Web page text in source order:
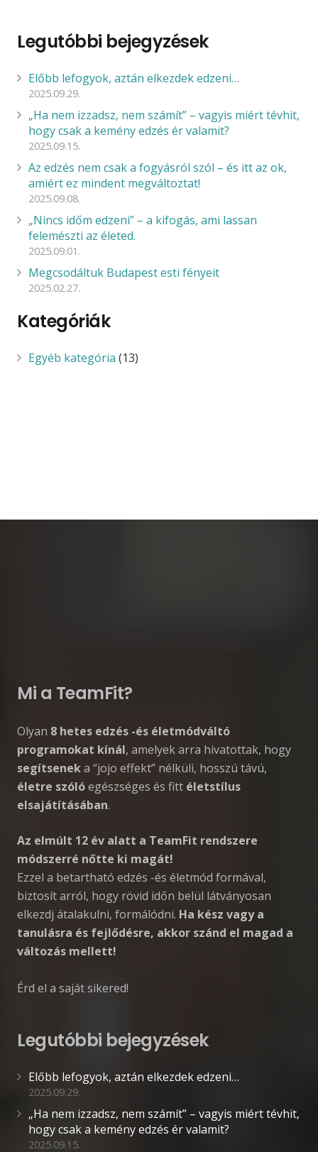
Legutóbbi bejegyzések
Előbb lefogyok, aztán elkezdek edzeni…
2025.09.29.
„Ha nem izzadsz, nem számít” – vagyis miért tévhit,
hogy csak a kemény edzés ér valamit?
2025.09.15.
Az edzés nem csak a fogyásról szól – és itt az ok,
amiért ez mindent megváltoztat!
2025.09.08.
„Nincs időm edzeni” – a kifogás, ami lassan
felemészti az életed.
2025.09.01.
Megcsodáltuk Budapest esti fényeit
2025.02.27.
Kategóriák
Egyéb kategória (13)
Mi a TeamFit?
Olyan 8 hetes edzés -és életmódváltó
programokat kínál, amelyek arra hivatottak, hogy
segítseneka “jojo effekt” nélküli, hosszú távú,
életre szólóegészséges és fitt életstílus
elsajátításában.
Az elmúlt 12 év alatt a TeamFit rendszere
módszerré nőtte ki magát!
Ezzel a betartható edzés -és életmód formával,
biztosít arról, hogy rövid időn belül látványosan
elkezdj átalakulni, formálódni. Ha kész vagy a
tanulásra és fejlődésre, akkor szánd el magad a
változás mellett!
Érd el a saját sikered!
Legutóbbi bejegyzések
Előbb lefogyok, aztán elkezdek edzeni…
2025.09.29.
„Ha nem izzadsz, nem számít” – vagyis miért tévhit,
hogy csak a kemény edzés ér valamit?
2025.09.15.